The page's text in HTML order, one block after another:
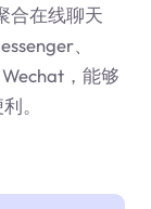
合在线聊天
、
，能够
。